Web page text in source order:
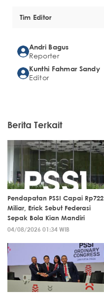
Tim Editor
Andri Bagus
Reporter
Kunthi Fahmar Sandy
Editor
Berita Terkait
Pendapatan PSSI Capai Rp722
Miliar, Erick Sebut Federasi
Sepak Bola Kian Mandiri
04/08/2026 01:34 WIB